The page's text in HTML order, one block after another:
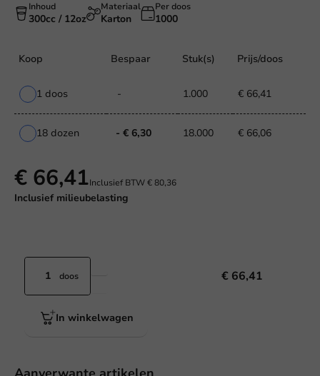
Inhoud
300cc / 12oz
Materiaal
Karton
Per doos
1000
Koop Bespaar Stuk(s) Prijs/doos
1 doos - 1.000 € 66,41
18 dozen - € 6,30 18.000 € 66,06
€ 66,41Inclusief BTW€ 80,36
Inclusief milieubelasting
doos € 66,41
In winkelwagen